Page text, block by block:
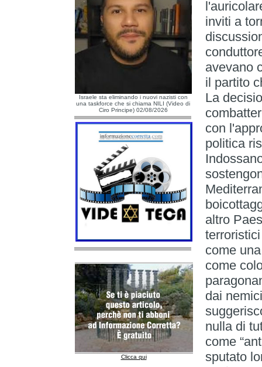
Israele sta eliminando i nuovi nazisti con
una taskforce che si chiama NILI (Video di
Ciro Principe) 02/08/2026
Clicca qui
inviti a
avevano
il partito
La
con
politica
altro
come
come
dai
nulla di
come
sputato